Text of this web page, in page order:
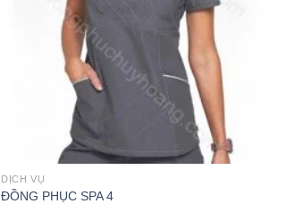
DỊCH VỤ
ĐỒNG PHỤC SPA 4